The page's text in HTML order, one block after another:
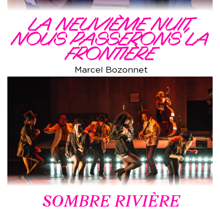
LA NEUVIÈME NUIT,
NOUS PASSERONS LA
FRONTIÈRE
Marcel Bozonnet
SOMBRE RIVIÈRE